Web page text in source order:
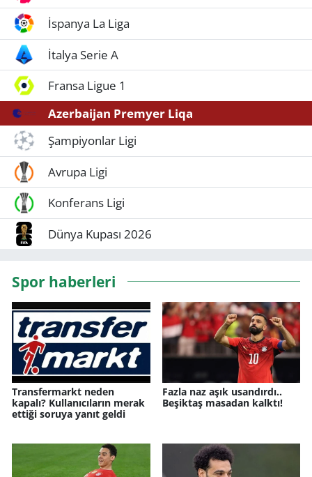
İspanya La Liga
İtalya Serie A
Fransa Ligue 1
Azerbaijan Premyer Liqa
Şampiyonlar Ligi
Avrupa Ligi
Konferans Ligi
Dünya Kupası 2026
Spor haberleri
Transfermarkt neden
kapalı? Kullanıcıların merak
ettiği soruya yanıt geldi
Fazla naz aşık usandırdı..
Beşiktaş masadan kalktı!